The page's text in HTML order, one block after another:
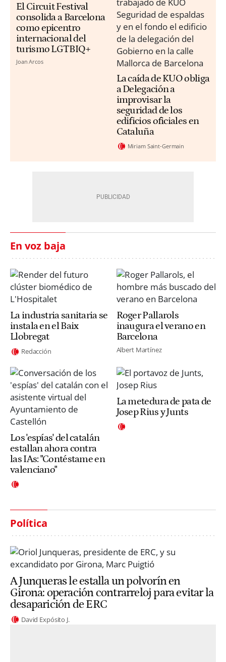
El Circuit Festival
consolida a Barcelona
como epicentro
internacional del
turismo LGTBIQ+
Joan Arcos
La caída de KUO obliga
a Delegación a
improvisar la
seguridad de los
edificios oficiales en
Cataluña
Miriam Saint-Germain
En voz baja
La industria sanitaria se
instala en el Baix
Llobregat
Redacción
Roger Pallarols
inaugura el verano en
Barcelona
Albert Martínez
Los 'espías' del catalán
estallan ahora contra
las IAs: "Contéstame en
valenciano"
La metedura de pata de
Josep Rius y Junts
Política
A Junqueras le estalla un polvorín en
Girona: operación contrarreloj para evitar la
desaparición de ERC
David Expósito J.